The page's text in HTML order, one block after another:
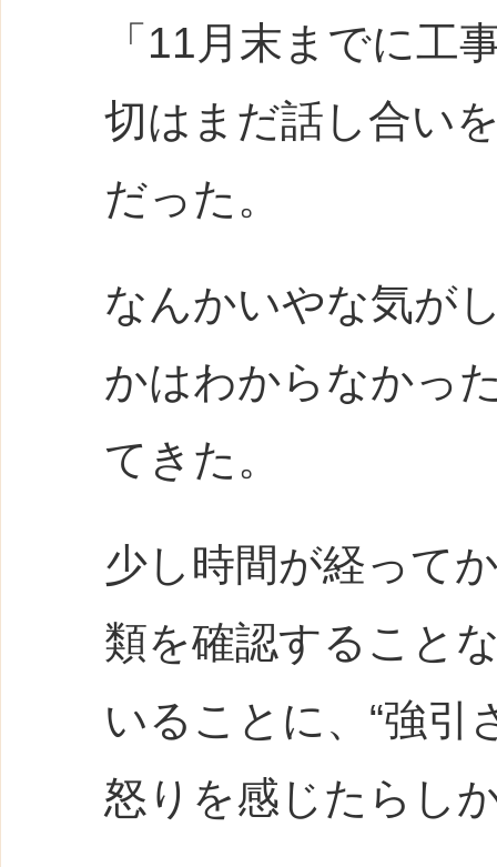
「11月末までに工
切はまだ話し合い
だった。
なんかいやな気が
かはわからなかっ
てきた。
少し時間が経って
類を確認すること
いることに、“強引
怒りを感じたらし